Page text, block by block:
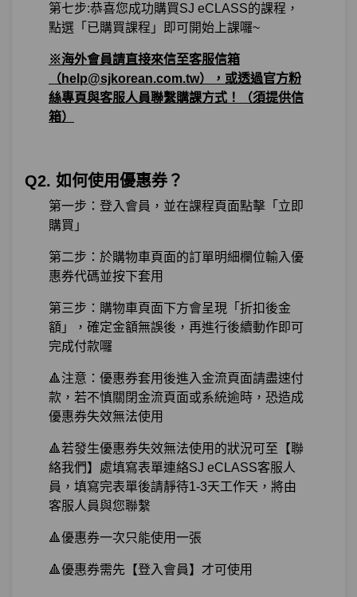
第七步:恭喜您成功購買SJ eCLASS的課程，
點選「已購買課程」即可開始上課囉~
※海外會員請直接來信至客服信箱
（help@sjkorean.com.tw），或透過官方粉
絲專頁與客服人員聯繫購課方式！（須提供信
箱）
Q2. 如何使用優惠券？
第一步：登入會員，並在課程頁面點擊「立即
購買」
第二步：於購物車頁面的訂單明細欄位輸入優
惠券代碼並按下套用
第三步：購物車頁面下方會呈現「折扣後金
額」，確定金額無誤後，再進行後續動作即可
完成付款囉
🔺注意：優惠券套用後進入金流頁面請盡速付
款，若不慎關閉金流頁面或系統逾時，恐造成
優惠券失效無法使用
🔺若發生優惠券失效無法使用的狀況可至【聯
絡我們】處填寫表單連絡SJ eCLASS客服人
員，填寫完表單後請靜待1-3天工作天，將由
客服人員與您聯繫
🔺優惠券一次只能使用一張
🔺優惠券需先【登入會員】才可使用